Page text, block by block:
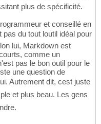
plus de spécificité.
et conseillé en
du tout loutil idéal pour
lui, Markdown est
comme un
pas le bon outil pour le
une question de
Autrement dit, cest juste
et plus beau. Les gens